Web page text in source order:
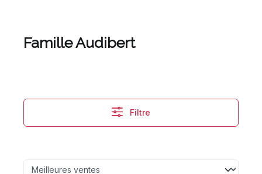
Famille Audibert
Filtre